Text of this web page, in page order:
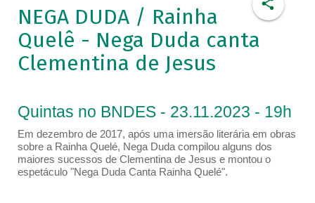
NEGA DUDA / Rainha
Quelê - Nega Duda canta
Clementina de Jesus
Quintas no BNDES - 23.11.2023 - 19h
Em dezembro de 2017, após uma imersão literária em obras
sobre a Rainha Quelé, Nega Duda compilou alguns dos
maiores sucessos de Clementina de Jesus e montou o
espetáculo "Nega Duda Canta Rainha Quelé".